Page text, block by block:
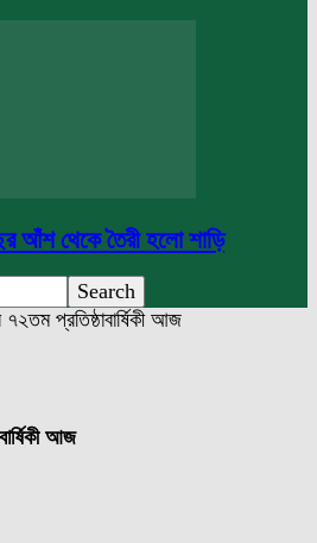
আঁশ থেকে তৈরী হলো শাড়ি
প্রতিষ্ঠাবার্ষিকী আজ
আজ